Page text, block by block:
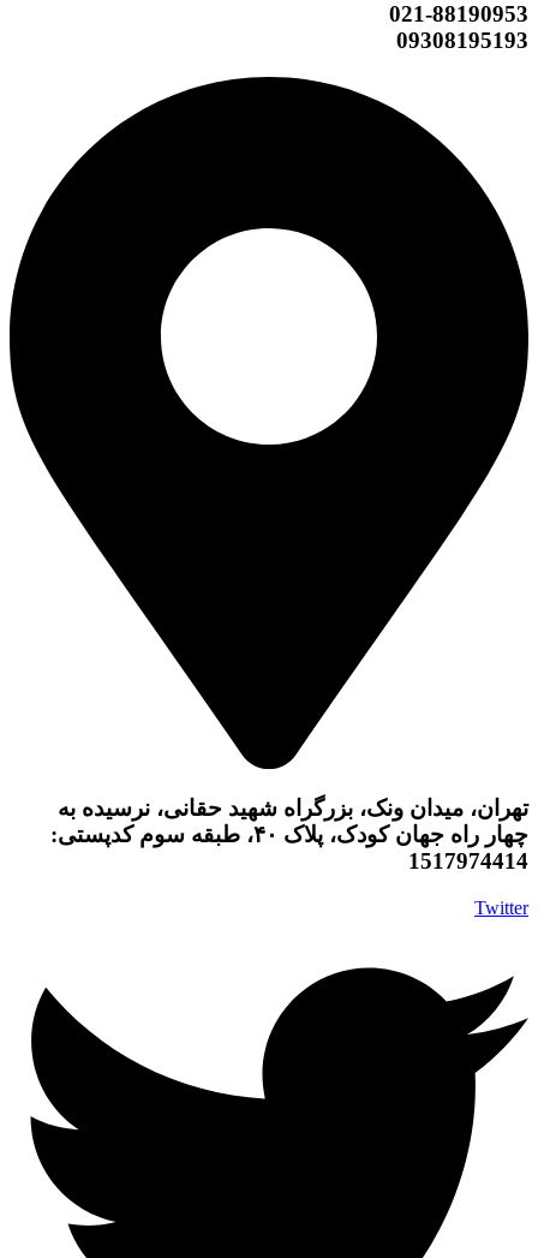
021-88190953
09308195193
تهران، میدان ونک، بزرگراه شهید حقانی، نرسیده به
چهار راه جهان کودک، پلاک ۴۰، طبقه سوم کدپستی:
1517974414
Twitter